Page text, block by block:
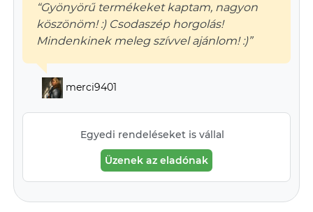
“Gyönyörű termékeket kaptam, nagyon
köszönöm! :) Csodaszép horgolás!
Mindenkinek meleg szívvel ajánlom! :)”
merci9401
Egyedi rendeléseket is vállal
Üzenek az eladónak